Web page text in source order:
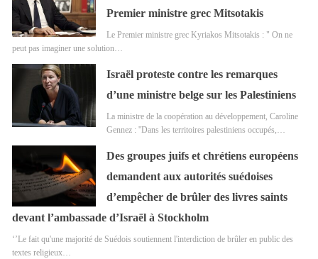
Premier ministre grec Mitsotakis
Le Premier ministre grec Kyriakos Mitsotakis : " On ne
peut pas imaginer une solution…
Israël proteste contre les remarques
d’une ministre belge sur les Palestiniens
La ministre de la coopération au développement, Caroline
Gennez : ''Dans les territoires palestiniens occupés,…
Des groupes juifs et chrétiens européens
demandent aux autorités suédoises
d’empêcher de brûler des livres saints
devant l’ambassade d’Israël à Stockholm
‘’Le fait qu'une majorité de Suédois soutiennent l'interdiction de brûler en public des
textes religieux…